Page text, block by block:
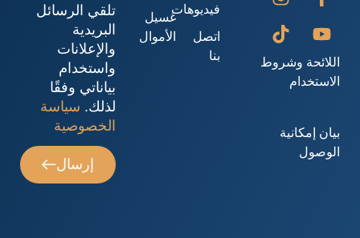
اللائحة وشروط
الاستخدام
بيان إمكانية
الوصول
فيديوهات
اتصل
بنا
غسيل
الأموال
تلقي الرسائل
البريدية
والإعلانات
واستخدام
بياناتي وفقًا
لذلك. سياسة
الخصوصية
إرسال